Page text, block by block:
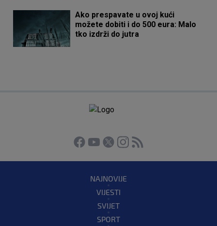
Ako prespavate u ovoj kući
možete dobiti i do 500 eura: Malo
tko izdrži do jutra
NAJNOVIJE
VIJESTI
SVIJET
SPORT